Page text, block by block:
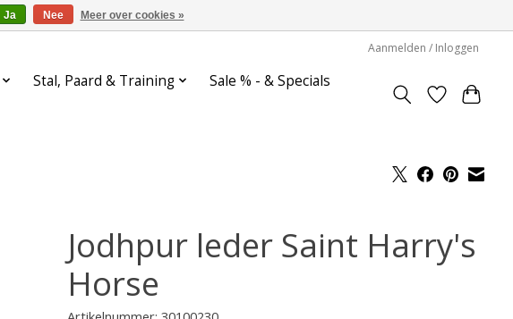
Aanmelden / Inloggen
Stal, Paard & Training
Sale % - & Specials
Jodhpur leder Saint Harry's
Horse
Ja Nee Meer over cookies »